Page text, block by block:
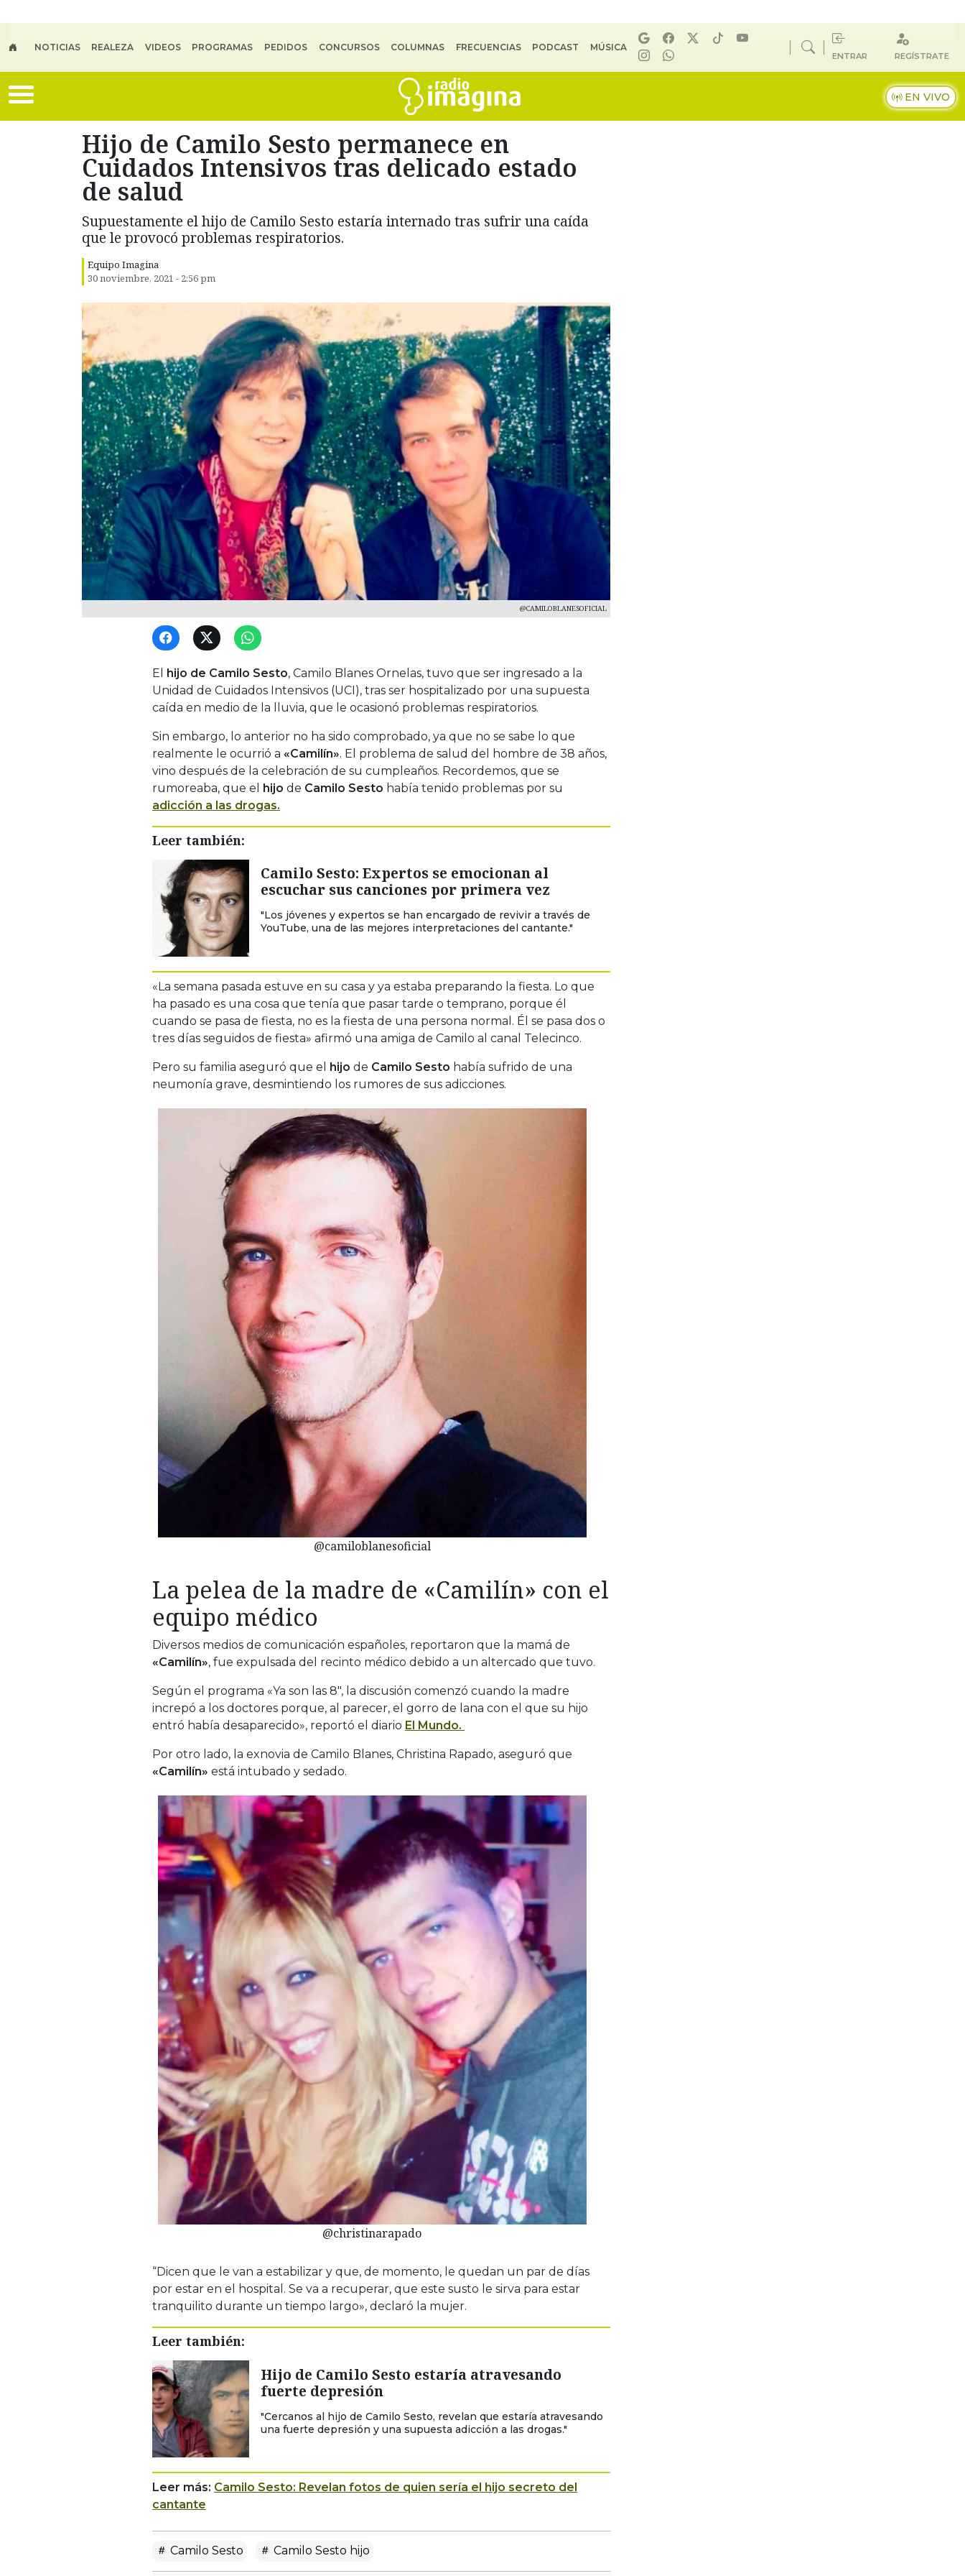
NOTICIAS REALEZA VIDEOS PROGRAMAS PEDIDOS CONCURSOS COLUMNAS FRECUENCIAS PODCAST MÚSICA
ENTRAR REGÍSTRATE
EN VIVO
Hijo de Camilo Sesto permanece en
Cuidados Intensivos tras delicado estado
de salud
Supuestamente el hijo de Camilo Sesto estaría internado tras sufrir una caída
que le provocó problemas respiratorios.
Equipo Imagina
30 noviembre, 2021 - 2:56 pm
@CAMILOBLANESOFICIAL
El hijo de Camilo Sesto, Camilo Blanes Ornelas, tuvo que ser ingresado a la
Unidad de Cuidados Intensivos (UCI), tras ser hospitalizado por una supuesta
caída en medio de la lluvia, que le ocasionó problemas respiratorios.
Sin embargo, lo anterior no ha sido comprobado, ya que no se sabe lo que
realmente le ocurrió a «Camilín». El problema de salud del hombre de 38 años,
vino después de la celebración de su cumpleaños. Recordemos, que se
rumoreaba, que el hijo de Camilo Sesto había tenido problemas por su
adicción a las drogas.
Leer también:
Camilo Sesto: Expertos se emocionan al
escuchar sus canciones por primera vez
"Los jóvenes y expertos se han encargado de revivir a través de
YouTube, una de las mejores interpretaciones del cantante."
«La semana pasada estuve en su casa y ya estaba preparando la fiesta. Lo que
ha pasado es una cosa que tenía que pasar tarde o temprano, porque él
cuando se pasa de fiesta, no es la fiesta de una persona normal. Él se pasa dos o
tres días seguidos de fiesta» afirmó una amiga de Camilo al canal Telecinco.
Pero su familia aseguró que el hijo de Camilo Sesto había sufrido de una
neumonía grave, desmintiendo los rumores de sus adicciones.
@camiloblanesoficial
La pelea de la madre de «Camilín» con el
equipo médico
Diversos medios de comunicación españoles, reportaron que la mamá de
«Camilín», fue expulsada del recinto médico debido a un altercado que tuvo.
Según el programa «Ya son las 8″, la discusión comenzó cuando la madre
increpó a los doctores porque, al parecer, el gorro de lana con el que su hijo
entró había desaparecido», reportó el diario El Mundo.
Por otro lado, la exnovia de Camilo Blanes, Christina Rapado, aseguró que
«Camilín» está intubado y sedado.
@christinarapado
“Dicen que le van a estabilizar y que, de momento, le quedan un par de días
por estar en el hospital. Se va a recuperar, que este susto le sirva para estar
tranquilito durante un tiempo largo», declaró la mujer.
Leer también:
Hijo de Camilo Sesto estaría atravesando
fuerte depresión
"Cercanos al hijo de Camilo Sesto, revelan que estaría atravesando
una fuerte depresión y una supuesta adicción a las drogas."
Leer más: Camilo Sesto: Revelan fotos de quien sería el hijo secreto del
cantante
Camilo Sesto Camilo Sesto hijo